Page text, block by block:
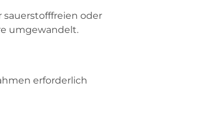
oder
umgewandelt.
erforderlich